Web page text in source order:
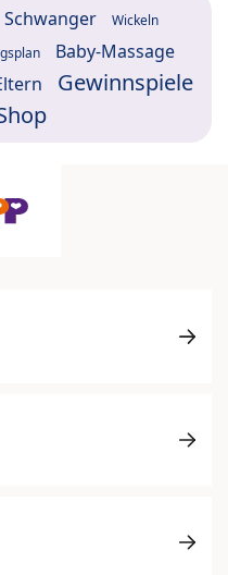
Schwanger Wickeln
Baby-Massage
Gewinnspiele